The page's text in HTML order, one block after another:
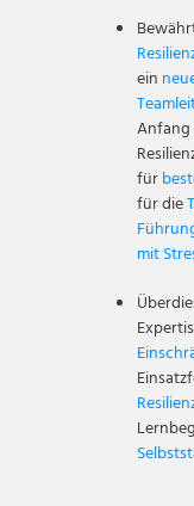
ein
für
für die
mit